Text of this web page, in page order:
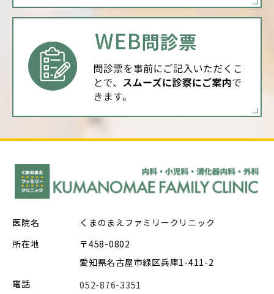
医院名
くまのまえファミリークリニック
所在地
〒458-0802
愛知県名古屋市緑区兵庫1-411-2
電話
052-876-3351